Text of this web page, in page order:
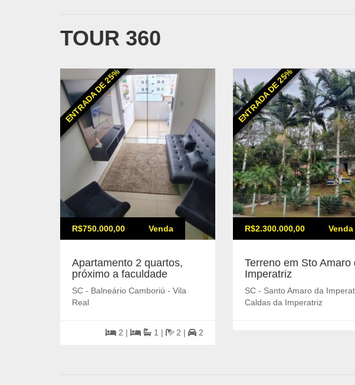
TOUR 360
ENTRADA DE 25%
R$750.000,00 Venda
Apartamento 2 quartos,
próximo a faculdade
SC - Balneário Camboriú - Vila
Real
2 | 1 | 2 | 2
ENTRADA DE 25%
R$2.300.000,00 Venda
Terreno em Sto Amaro
Imperatriz
SC - Santo Amaro da
Caldas da Imperatriz